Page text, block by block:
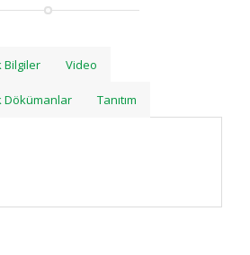
Bilgiler Video
Dökümanlar Tanıtım